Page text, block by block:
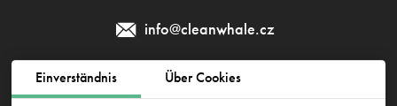
Einverständnis Über Cookies
info@cleanwhale.cz
AGB zur Nutzung der Plattform